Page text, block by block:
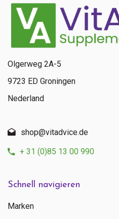
Schnell navigieren
Marken
Olgerweg 2A-5
9723 ED Groningen
Nederland
shop@vitadvice.de
+ 31 (0)85 13 00 990